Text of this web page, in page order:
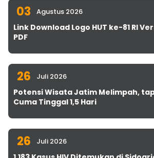
03 Agustus 2026
Link Download Logo HUT ke-81 RI
PDF
26 Juli 2026
Potensi Wisata Jatim Melimpah,
Cuma Tinggal 1,5 Hari
26 Juli 2026